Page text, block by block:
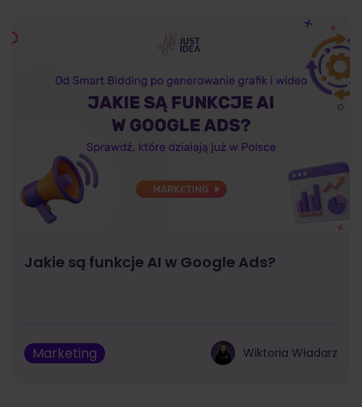
Jakie są funkcje AI w Google Ads?
Marketing Wiktoria Władarz